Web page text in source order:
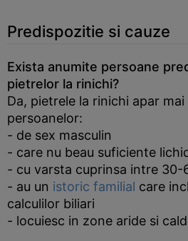
Predispozitie si cauze
Exista anumite persoane
pietrelor la rinichi?
Da, pietrele la rinichi apar mai
persoanelor:
- de sex masculin
- care nu beau suficiente
- cu varsta cuprinsa intre 30-
- au un istoric familial care
calculilor biliari
- locuiesc in zone aride si